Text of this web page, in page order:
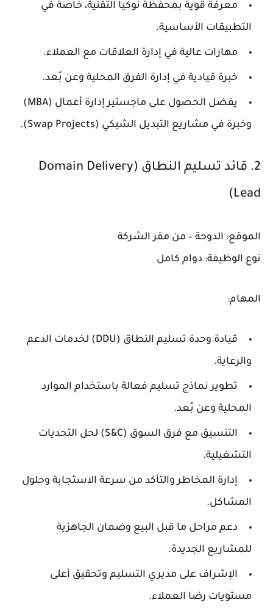
معرفة قوية بمحفظة نوكيا التقنية، خاصة في
التطبيقات الأساسية.
مهارات عالية في إدارة العلاقات مع العملاء.
خبرة قيادية في إدارة الفرق المحلية وعن بُعد.
يفضل الحصول على ماجستير إدارة أعمال (MBA)
وخبرة في مشاريع التبديل الشبكي (Swap Projects) .
2. قائد تسليم النطاق (Domain Delivery
Lead)
الموقع: الدوحة – من مقر الشركة
نوع الوظيفة: دوام كامل
المهام:
قيادة وحدة تسليم النطاق (DDU) لخدمات الدعم
والرعاية.
تطوير نماذج تسليم فعالة باستخدام الموارد
المحلية وعن بُعد.
التنسيق مع فرق السوق (S&C) لحل التحديات
التشغيلية.
إدارة المخاطر والتأكد من سرعة الاستجابة وحلول
المشاكل.
دعم مراحل ما قبل البيع وضمان الجاهزية
للمشاريع الجديدة.
الإشراف على مديري التسليم وتحقيق أعلى
مستويات رضا العملاء.